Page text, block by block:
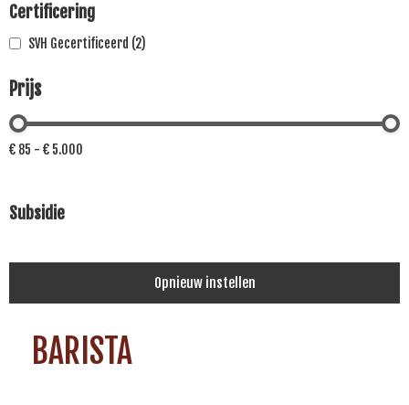
Certificering
SVH Gecertificeerd (2)
Prijs
€ 85 - € 5.000
Subsidie
Opnieuw instellen
BARISTA